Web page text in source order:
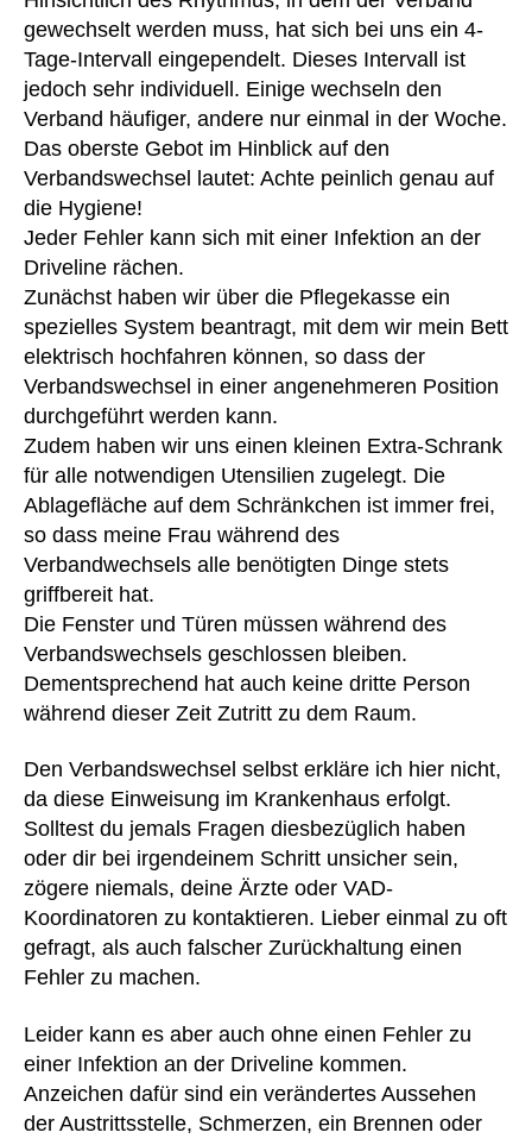
gewechselt werden muss, hat sich bei uns ein 4-
Tage-Intervall eingependelt. Dieses Intervall ist
jedoch sehr individuell. Einige wechseln den
Verband häufiger, andere nur einmal in der Woche.
Das oberste Gebot im Hinblick auf den
Verbandswechsel lautet: Achte peinlich genau auf
die Hygiene!
Jeder Fehler kann sich mit einer Infektion an der
Driveline rächen.
Zunächst haben wir über die Pflegekasse ein
spezielles System beantragt, mit dem wir mein Bett
elektrisch hochfahren können, so dass der
Verbandswechsel in einer angenehmeren Position
durchgeführt werden kann.
Zudem haben wir uns einen kleinen Extra-Schrank
für alle notwendigen Utensilien zugelegt. Die
Ablagefläche auf dem Schränkchen ist immer frei,
so dass meine Frau während des
Verbandwechsels alle benötigten Dinge stets
griffbereit hat.
Die Fenster und Türen müssen während des
Verbandswechsels geschlossen bleiben.
Dementsprechend hat auch keine dritte Person
während dieser Zeit Zutritt zu dem Raum.
Den Verbandswechsel selbst erkläre ich hier nicht,
da diese Einweisung im Krankenhaus erfolgt.
Solltest du jemals Fragen diesbezüglich haben
oder dir bei irgendeinem Schritt unsicher sein,
zögere niemals, deine Ärzte oder VAD-
Koordinatoren zu kontaktieren. Lieber einmal zu oft
gefragt, als auch falscher Zurückhaltung einen
Fehler zu machen.
Leider kann es aber auch ohne einen Fehler zu
einer Infektion an der Driveline kommen.
Anzeichen dafür sind ein verändertes Aussehen
der Austrittsstelle, Schmerzen, ein Brennen oder